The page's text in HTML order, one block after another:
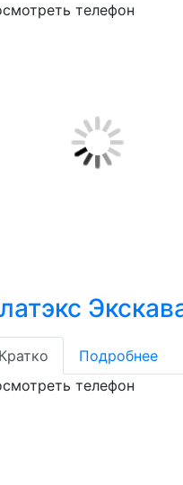
телефон
Кратко
Подробнее
телефон